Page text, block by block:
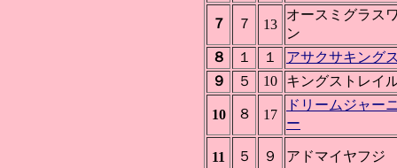
７ ７ 13
オースミグラス
ン
８
１ １
アサクサキング
９
５ 10 キングストレイ
10 ８ 17
ドリームジャー
ー
11 ５ ９ アドマイヤフジ